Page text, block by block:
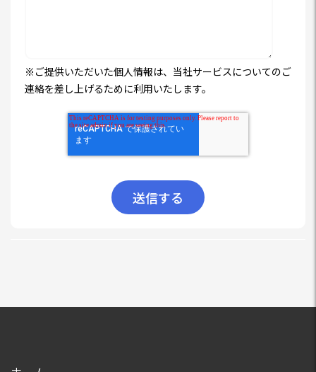
※ご提供いただいた個人情報は、当社サービスについてのご
連絡を差し上げるために利用いたします。